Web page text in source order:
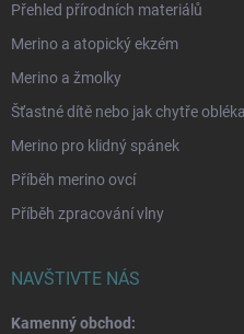
Přehled přírodních materiálů
Merino a atopický ekzém
Merino a žmolky
Šťastné dítě nebo jak chytře
Merino pro klidný spánek
Příběh merino ovcí
Příběh zpracování vlny
NAVŠTIVTE NÁS
Kamenný obchod: